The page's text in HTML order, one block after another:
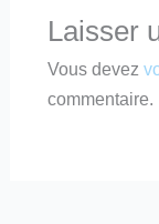
Laisser
Vous devez
commentaire.